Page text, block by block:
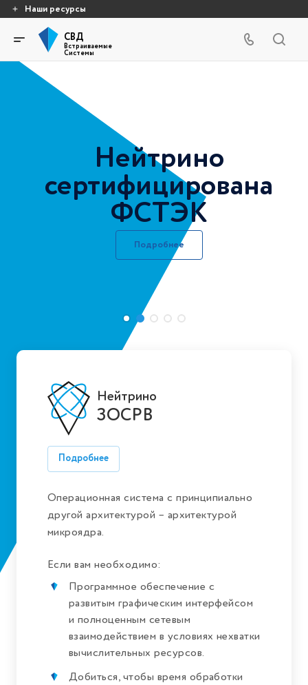
Наши ресурсы
СВД
Встраиваемые
Системы
Нейтрино
сертифицирована
ФСТЭК
Подробнее
Нейтрино
ЗОСРВ
Подробнее
Операционная система с принципиально
другой архитектурой – архитектурой
микроядра.
Если вам необходимо:
Программное обеспечение с
развитым графическим интерфейсом
и полноценным сетевым
взаимодействием в условиях нехватки
вычислительных ресурсов.
Добиться, чтобы время обработки